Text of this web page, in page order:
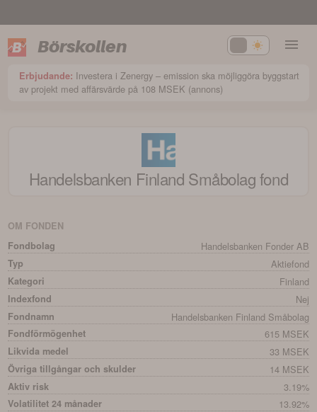
Börskollen
Erbjudande: Investera i Zenergy – emission ska möjliggöra byggstart
av projekt med affärsvärde på 108 MSEK (annons)
Handelsbanken Finland Småbolagfond
OM FONDEN
Fondbolag
Handelsbanken Fonder AB
Typ Aktiefond
Kategori Finland
Indexfond Nej
Fondnamn Handelsbanken Finland Småbolag
Fondförmögenhet 615 MSEK
Likvida medel 33 MSEK
Övriga tillgångar och skulder 14 MSEK
Aktiv risk 3.19%
Volatilitet 24 månader 13.92%